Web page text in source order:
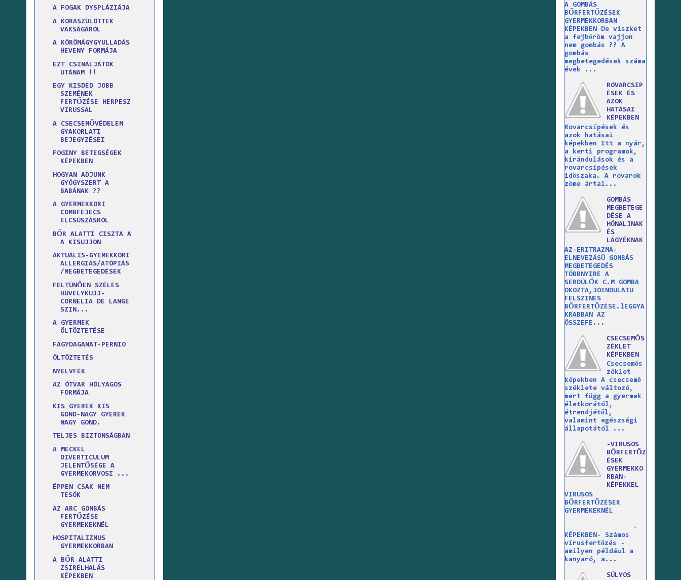
A FOGAK DYSPLÁZIÁJA
A KORASZÜLÖTTEK
VAKSÁGÁRÓL
A KÖRÖMÁGYGYULLADÁS
HEVENY FORMÁJA
EZT CSINÁLJÁTOK
UTÁNAM !!
EGY KISDED JOBB
SZEMÉNEK
FERTŐZÉSE HERPESZ
VIRUSSAL
A CSECSEMŐVÉDELEM
GYAKORLATI
BEJEGYZÉSEI
FOGINY BETEGSÉGEK
KÉPEKBEN
HOGYAN ADJUNK
GYÓGYSZERT A
BABÁNAK ??
A GYERMEKKORI
COMBFEJECS
ELCSÚSZÁSRÓL
BŐR ALATTI CISZTA A
A KISUJJON
AKTUÁLIS-GYEMEKKORI
ALLERGIÁS/ATÓPIÁS
/MEGBETEGEDÉSEK
FELTÜNŐEN SZÉLES
HÜVELYKUJJ-
CORNELIA DE LANGE
SZIN...
A GYERMEK
ÖLTÖZTETÉSE
FAGYDAGANAT-PERNIO
ÖLTÖZTETÉS
NYELVFÉK
AZ ÓTVAR HÓLYAGOS
FORMÁJA
KIS GYEREK KIS
GOND-NAGY GYEREK
NAGY GOND.
TELJES BIZTONSÁGBAN
A MECKEL
DIVERTICULUM
JELENTŐSÉGE A
GYERMEKORVOSI ...
ÉPPEN CSAK NEM
TESÓK
AZ ARC GOMBÁS
FERTŐZÉSE
GYERMEKEKNÉL
HOSPITALIZMUS
GYERMEKKORBAN
A BŐR ALATTI
ZSIRELHALÁS
KÉPEKBEN
A GOMBÁS
BŐRFERTŐZÉSEK
GYERMEKKORBAN
KÉPEKBEN De viszket
a fejbőröm vajjon
nem gombás ?? A
gombás
megbetegedések száma
évek ...
ROVARCSIP
ÉSEK ÉS
AZOK
HATÁSAI
KÉPEKBEN
Rovarcsípések és
azok hatásai
képekben Itt a nyár,
a kerti programok,
kirándulások és a
rovarcsípések
időszaka. A rovarok
zöme ártal...
GOMBÁS
MEGBETEGE
DÉSE A
HÓNALJNAK
ÉS
LÁGYÉKNAK
AZ-ERITRAZMA-
ELNEVEZÁSÜ GOMBÁS
MEGBETEGEDÉS
TÖBBNYIRE A
SERDÜLŐK C.M GOMBA
OKOZTA,JÓINDULATU
FELSZINES
BŐRFERTŐZÉSE.lEGGYA
KRABBAN AZ
ÖSSZEFE...
CSECSEMŐS
ZÉKLET
KÉPEKBEN
Csecsemős
zéklet
képekben A csecsemő
széklete változó,
mert függ a gyermek
életkorától,
étrendjétől,
valamint egészségi
állapotától ...
-VIRUSOS
BŐRFERTŐZ
ÉSEK
GYERMEKKO
RBAN-
KÉPEKKEL
VIRUSOS
BŐRFERTŐZÉSEK
GYERMEKEKNÉL
-
KÉPEKBEN- Számos
vírusfertőzés -
amilyen például a
kanyaró, a...
SÚLYOS